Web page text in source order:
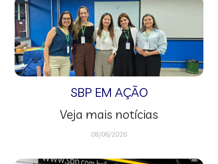
SBP EM AÇÃO
Veja mais notícias
08/06/2026